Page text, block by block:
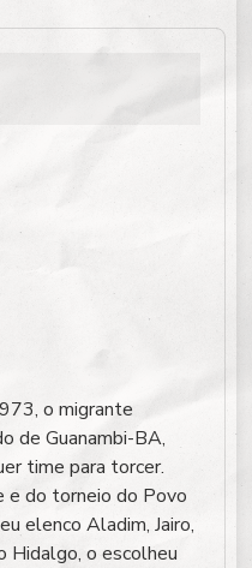
o migrante
de Guanambi-BA,
time para torcer.
e do torneio do Povo
elenco Aladim, Jairo,
Hidalgo, o escolheu